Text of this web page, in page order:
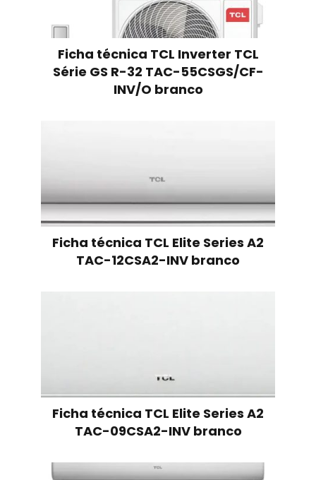
Ficha técnica TCL Inverter TCL
Série GS R-32 TAC-55CSGS/CF-
INV/O branco
Ficha técnica TCL Elite Series A2
TAC-12CSA2-INV branco
Ficha técnica TCL Elite Series A2
TAC-09CSA2-INV branco